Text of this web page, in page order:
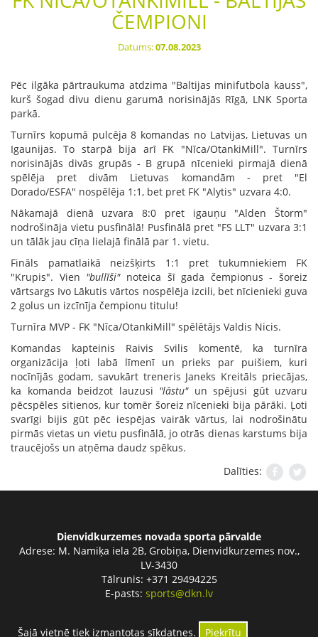
Šajā vietnē tiek izmantotas sīkdatnes. Piekrītu
ČEMPIONI
Datums:07.08.2023
Pēc ilgāka pārtraukuma atdzima "Baltijas minifutbola kauss",
kurš šogad divu dienu garumā norisinājās Rīgā, LNK Sporta
parkā.
Turnīrs kopumā pulcēja 8 komandas no Latvijas, Lietuvas un
Igaunijas. To starpā bija arī FK "Nīca/OtankiMill". Turnīrs
norisinājās divās grupās - B grupā nīcenieki pirmajā dienā
spēlēja pret divām Lietuvas komandām - pret "El
Dorado/ESFA" nospēlēja 1:1, bet pret FK "Alytis" uzvara 4:0.
Nākamajā dienā uzvara 8:0 pret igauņu "Alden Štorm"
nodrošināja vietu pusfinālā! Pusfinālā pret "FS LLT" uzvara 3:1
un tālāk jau cīņa lielajā finālā par 1. vietu.
Fināls pamatlaikā neizšķirts 1:1 pret tukumniekiem FK
"Krupis". Vien "bullīši"noteica šī gada čempionus - šoreiz
vārtsargs Ivo Lākutis vārtos nospēlēja izcili, bet nīcienieki guva
2 golus un izcīnīja čempionu titulu!
Turnīra MVP - FK "Nīca/OtankiMill" spēlētājs Valdis Nicis.
Komandas kapteinis Raivis Svilis komentē, ka turnīra
organizācija ļoti labā līmenī un prieks par puišiem, kuri
nocīnījās godam, savukārt treneris Janeks Kreitāls priecājas,
ka komanda beidzot lauzusi "lāstu" un spējusi gūt uzvaru
pēcspēles sitienos, kur tomēr šoreiz nīcenieki bija pārāki. Ļoti
svarīgi bijis gūt pēc iespējas vairāk vārtus, lai nodrošinātu
pirmās vietas un vietu pusfinālā, jo otrās dienas karstums bija
traucējošs un atņēma daudz spēkus.
Dalīties:
Dienvidkurzemes novada sporta pārvalde
Adrese: M. Namiķa iela 2B, Grobiņa, Dienvidkurzemes nov.,
LV-3430
Tālrunis: +371 29494225
E-pasts: sports@dkn.lv